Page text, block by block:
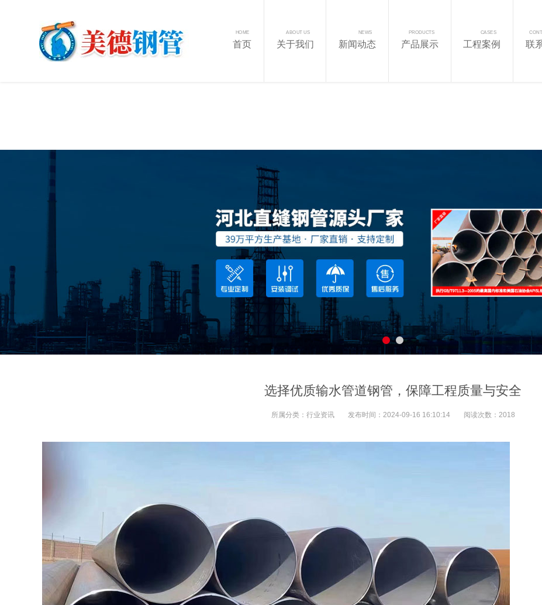
HOME
首页
ABOUT US
关于我们
NEWS
新闻动态
PRODUCTS
产品展示
CASES
工程案例 联
选择优质输水管道钢管，保障工程质量与安全
所属分类： 行业资讯 发布时间： 2024-09-16 16:10:14 阅读次数： 2018